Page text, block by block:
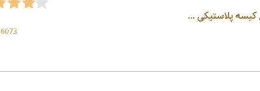
, کیسه پلاستیکی ...
16073